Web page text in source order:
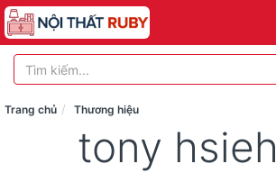
Trang chủ Thương hiệu
tony hsieh